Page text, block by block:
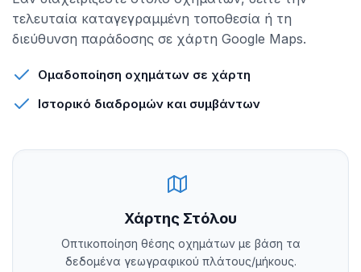
τελευταία καταγεγραμμένη τοποθεσία ή τη
διεύθυνση παράδοσης σε χάρτη Google Maps.
Ομαδοποίηση οχημάτων σε χάρτη
Ιστορικό διαδρομών και συμβάντων
Χάρτης Στόλου
Οπτικοποίηση θέσης οχημάτων με βάση τα
δεδομένα γεωγραφικού πλάτους/μήκους.